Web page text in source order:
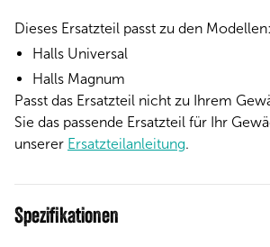
Dieses Ersatzteil passt zu den Modellen:
Halls Universal
Halls Magnum
Passt das Ersatzteil nicht zu Ihrem
Sie das passende Ersatzteil für Ihr
unserer Ersatzteilanleitung.
Spezifikationen